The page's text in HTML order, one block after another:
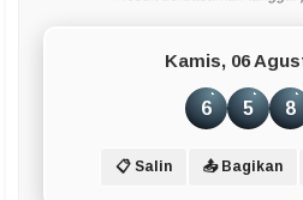
Kamis, 06
6 5 8
📋 Salin 📤 Bagikan